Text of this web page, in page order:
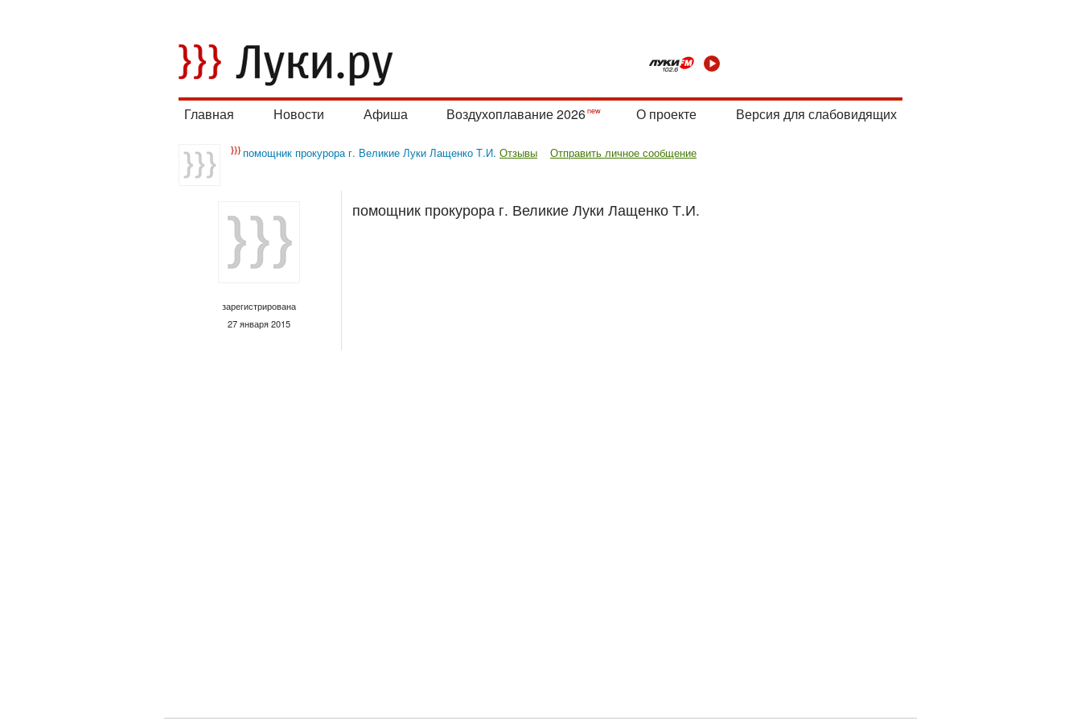
Главная Новости Афиша Воздухоплавание 2026 О проекте Версия для слабовидящих
помощник прокурора г. Великие Луки Лащенко Т.И. Отзывы Отправить личное сообщение
зарегистрирована
27 января 2015
помощник прокурора г. Великие Луки Лащенко Т.И.